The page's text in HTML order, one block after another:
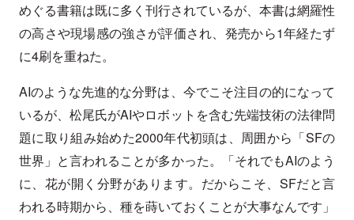
めぐる書籍は既に多く刊行されているが、本書は網羅性
の高さや現場感の強さが評価され、発売から1年経たず
に4刷を重ねた。
AIのような先進的な分野は、今でこそ注目の的になって
いるが、松尾氏がAIやロボットを含む先端技術の法律問
題に取り組み始めた2000年代初頭は、周囲から「SFの
世界」と言われることが多かった。「それでもAIのよう
に、花が開く分野があります。だからこそ、SFだと言
われる時期から、種を蒔いておくことが大事なんです」